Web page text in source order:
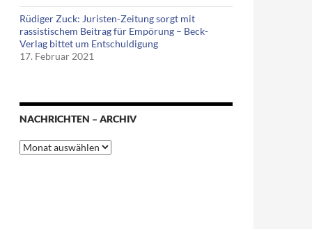
Rüdiger Zuck: Juristen-Zeitung sorgt mit
rassistischem Beitrag für Empörung – Beck-
Verlag bittet um Entschuldigung
17. Februar 2021
NACHRICHTEN – ARCHIV
Nachrichten
–